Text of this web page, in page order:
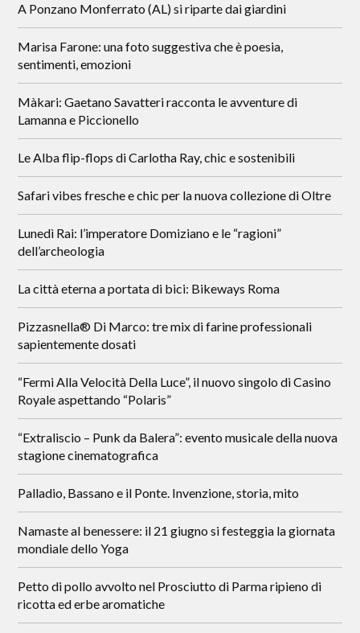
A Ponzano Monferrato (AL) si riparte dai giardini
Marisa Farone: una foto suggestiva che è poesia,
sentimenti, emozioni
Màkari: Gaetano Savatteri racconta le avventure di
Lamanna e Piccionello
Le Alba flip-flops di Carlotha Ray, chic e sostenibili
Safari vibes fresche e chic per la nuova collezione di Oltre
Lunedì Rai: l’imperatore Domiziano e le “ragioni”
dell’archeologia
La città eterna a portata di bici: Bikeways Roma
Pizzasnella® Di Marco: tre mix di farine professionali
sapientemente dosati
“Fermi Alla Velocità Della Luce”, il nuovo singolo di Casino
Royale aspettando “Polaris”
“Extraliscio – Punk da Balera”: evento musicale della nuova
stagione cinematografica
Palladio, Bassano e il Ponte. Invenzione, storia, mito
Namaste al benessere: il 21 giugno si festeggia la giornata
mondiale dello Yoga
Petto di pollo avvolto nel Prosciutto di Parma ripieno di
ricotta ed erbe aromatiche